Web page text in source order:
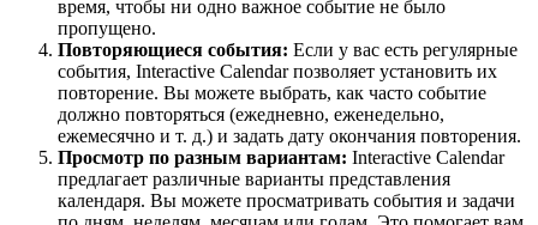
время, чтобы ни одно важное событие не было
пропущено.
Повторяющиеся события: Если у вас есть регулярные
события, Interactive Calendar позволяет установить их
повторение. Вы можете выбрать, как часто событие
должно повторяться (ежедневно, еженедельно,
ежемесячно и т. д.) и задать дату окончания повторения.
Просмотр по разным вариантам: Interactive Calendar
предлагает различные варианты представления
календаря. Вы можете просматривать события и задачи